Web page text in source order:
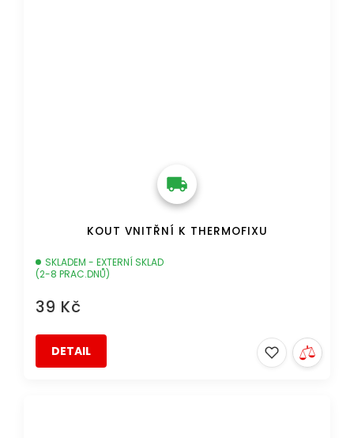
KOUT VNITŘNÍ K THERMOFIXU
SKLADEM - EXTERNÍ SKLAD
(2-8 PRAC.DNŮ)
39 Kč
DETAIL